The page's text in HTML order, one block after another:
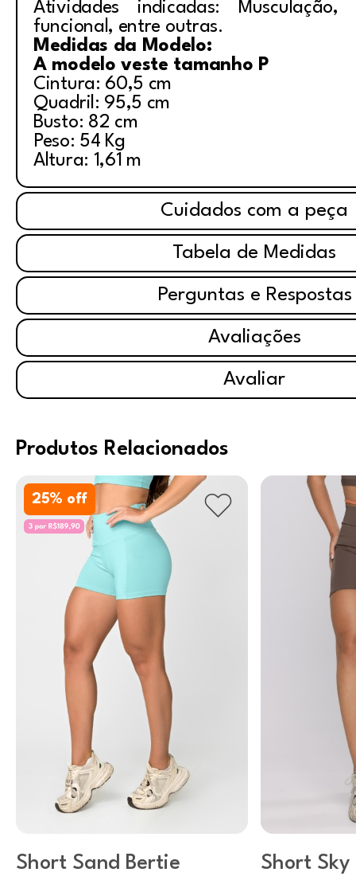
Atividades indicadas:
funcional, entre outras.
Medidas da Modelo:
A modelo veste tamanho P
Cintura: 60,5 cm
Quadril: 95,5 cm
Busto: 82 cm
Peso: 54 Kg
Altura: 1,61 m
Cuidados com a peça
Tabela de Medidas
Perguntas e Respostas
Avaliações
Avaliar
Produtos Relacionados
25% off
Short Sand Bertie Short